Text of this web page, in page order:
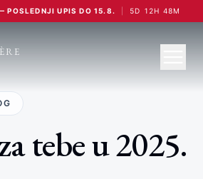
POSLEDNJI UPIS DO 15.8. 5D 12H 48M
tebe u 2025.